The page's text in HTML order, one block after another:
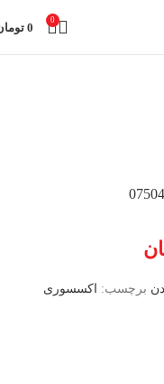
0
0
برچسب: اکسسوری